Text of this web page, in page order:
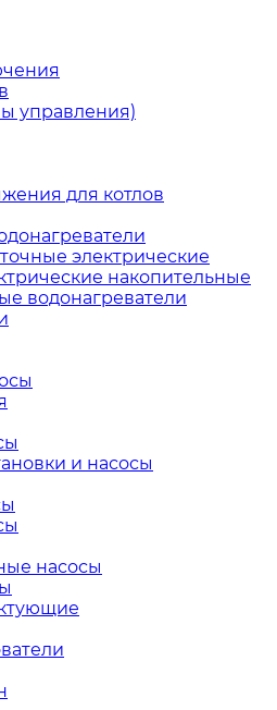
управления)
для котлов
электрические
накопительные
водонагреватели
и насосы
насосы